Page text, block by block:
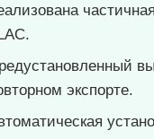
экспорте.